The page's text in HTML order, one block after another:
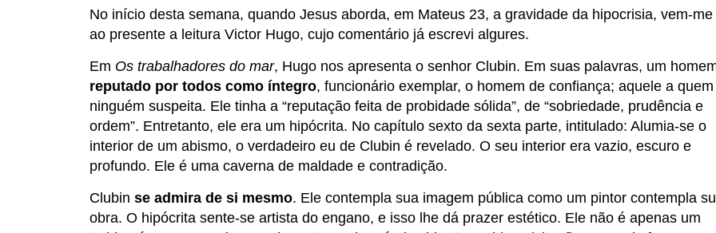
No início desta semana, quando Jesus aborda, em Mateus 23, a gravidade da hipocrisia, vem-me
ao presente a leitura Victor Hugo, cujo comentário já escrevi algures.
Em Os trabalhadores do mar, Hugo nos apresenta o senhor Clubin. Em suas palavras, um
reputado por todos como íntegro, funcionário exemplar, o homem de confiança; aquele a quem
ninguém suspeita. Ele tinha a “reputação feita de probidade sólida”, de “sobriedade, prudência e
ordem”. Entretanto, ele era um hipócrita. No capítulo sexto da sexta parte, intitulado: Alumia-se o
interior de um abismo, o verdadeiro eu de Clubin é revelado. O seu interior era vazio, escuro e
profundo. Ele é uma caverna de maldade e contradição.
Clubin se admira de si mesmo. Ele contempla sua imagem pública como um pintor contempla
obra. O hipócrita sente-se artista do engano, e isso lhe dá prazer estético. Ele não é apenas um